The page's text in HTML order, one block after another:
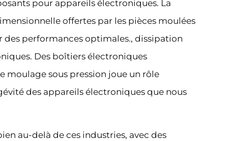
pour appareils électroniques. La
offertes par les pièces moulées
performances optimales., dissipation
Des boîtiers électroniques
moulage sous pression joue un rôle
des appareils électroniques que nous
au-delà de ces industries, avec des